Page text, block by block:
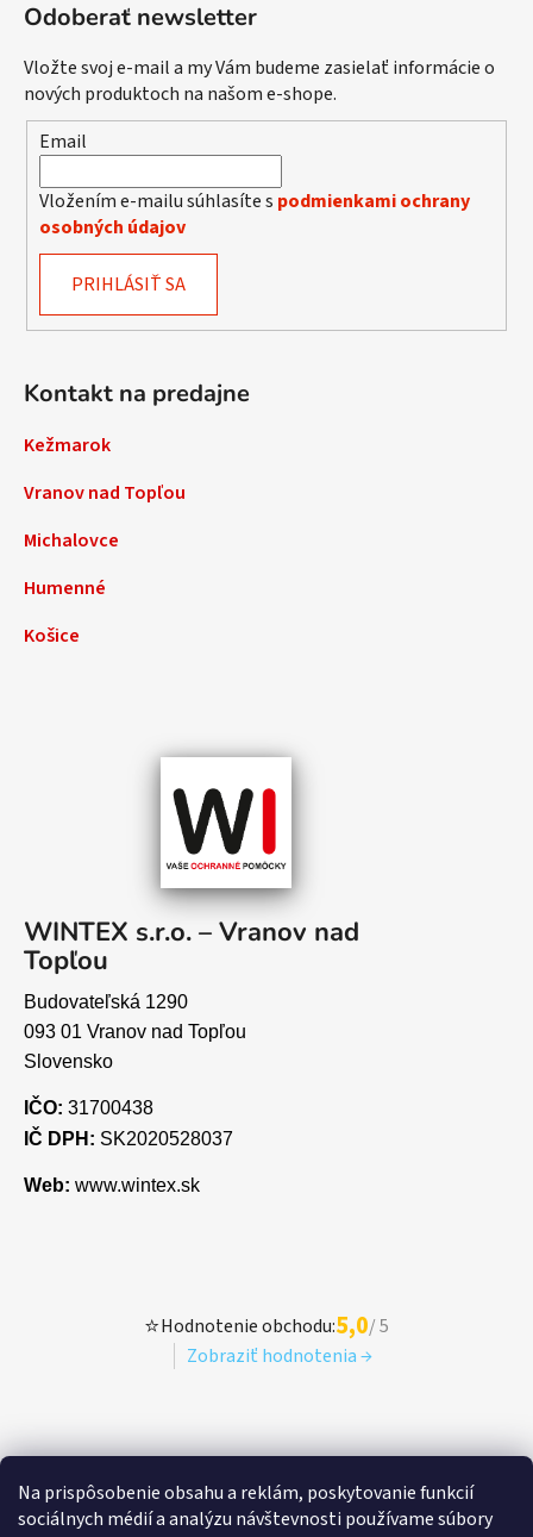
Na prispôsobenie obsahu a reklám, poskytovanie funkcií
sociálnych médií a analýzu návštevnosti používame súbory
Odoberať newsletter
Vložte svoj e-mail a my Vám budeme zasielať informácie o
nových produktoch na našom e-shope.
Email
Vložením e-mailu súhlasíte s podmienkami ochrany
osobných údajov
PRIHLÁSIŤ SA
Kontakt na predajne
Kežmarok
Vranov nad Topľou
Michalovce
Humenné
Košice
WINTEX s.r.o. – Vranov nad
Topľou
Budovateľská 1290
093 01 Vranov nad Topľou
Slovensko
IČO: 31700438
IČ DPH: SK2020528037
Web: www.wintex.sk
⭐Hodnotenie obchodu:5,0/ 5
Zobraziť hodnotenia →